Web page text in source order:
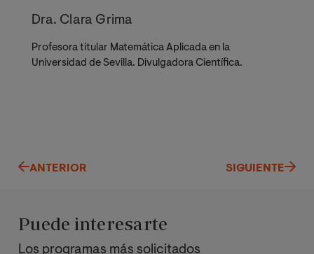
Dra. Clara Grima
Profesora titular Matemática Aplicada en la
Universidad de Sevilla. Divulgadora Científica.
ANTERIOR SIGUIENTE
Puede interesarte
Los programas más solicitados